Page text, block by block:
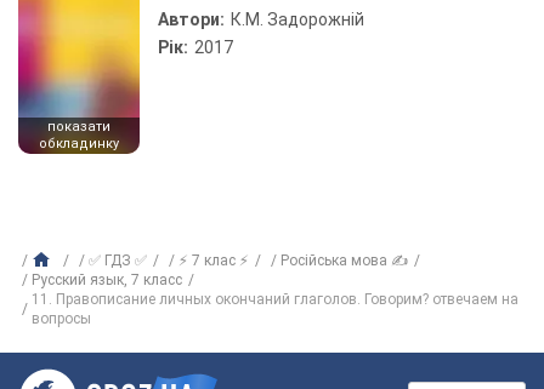
показати
обкладинку
Автори: К.М. Задорожній
Рік: 2017
✅ ГДЗ ✅ ⚡ 7 клас ⚡
Російська мова ✍
Русский язык, 7 класс
11. Правописание личных окончаний глаголов. Говорим? отвечаем на
вопросы